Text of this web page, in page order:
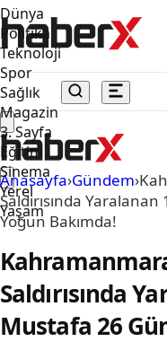
Dünya
Politika
Teknoloji
Spor
Sağlık
Magazin
3. Sayfa
Eğitim
Sinema
Yerel
Yaşam
Anasayfa›Gündem›
Saldırısında
Yoğun Bakımda!
Saldırısında
Mustafa 26